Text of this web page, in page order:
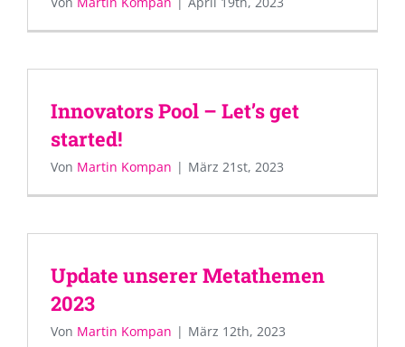
Innovators Pool – Let’s get
started!
Von Martin Kompan | März 21st, 2023
Update unserer Metathemen
2023
Von Martin Kompan | März 12th, 2023